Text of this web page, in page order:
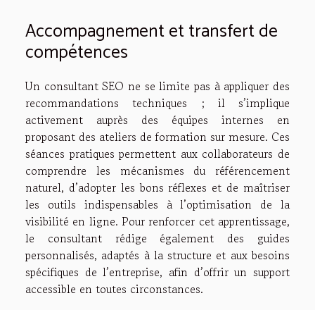
Accompagnement et transfert de
compétences
Un consultant SEO ne se limite pas à appliquer des
recommandations techniques ; il s’implique
activement auprès des équipes internes en
proposant des ateliers de formation sur mesure. Ces
séances pratiques permettent aux collaborateurs de
comprendre les mécanismes du référencement
naturel, d’adopter les bons réflexes et de maîtriser
les outils indispensables à l’optimisation de la
visibilité en ligne. Pour renforcer cet apprentissage,
le consultant rédige également des guides
personnalisés, adaptés à la structure et aux besoins
spécifiques de l’entreprise, afin d’offrir un support
accessible en toutes circonstances.